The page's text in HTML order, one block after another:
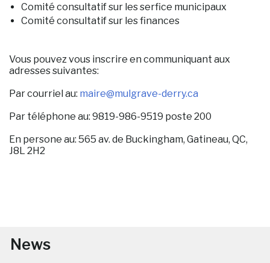
Comité consultatif sur les serfice municipaux
Comité consultatif sur les finances
Vous pouvez vous inscrire en communiquant aux
adresses suivantes:
Par courriel au: maire@mulgrave-derry.ca
Par téléphone au: 9819-986-9519 poste 200
En persone au: 565 av. de Buckingham, Gatineau, QC,
J8L 2H2
News